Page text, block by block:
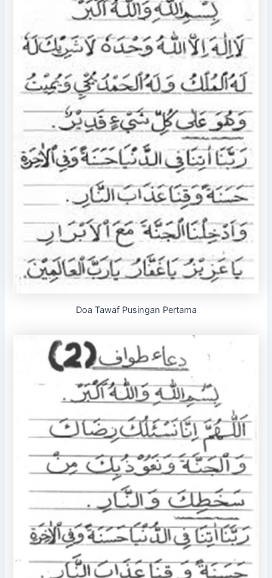
Doa Tawaf Pusingan Pertama